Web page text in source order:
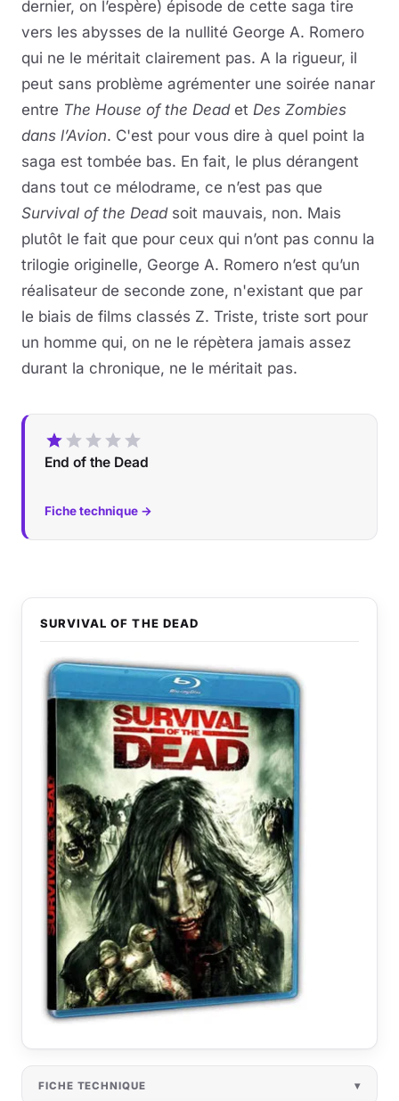
dernier, on l’espère) épisode de cette saga tire
vers les abysses de la nullité George A. Romero
qui ne le méritait clairement pas. A la rigueur, il
peut sans problème agrémenter une soirée nanar
entre The House of the Deadet Des Zombies
dans l’Avion. C'est pour vous dire à quel point la
saga est tombée bas. En fait, le plus dérangent
dans tout ce mélodrame, ce n’est pas que
Survival of the Deadsoit mauvais, non. Mais
plutôt le fait que pour ceux qui n’ont pas connu la
trilogie originelle, George A. Romero n’est qu’un
réalisateur de seconde zone, n'existant que par
le biais de films classés Z. Triste, triste sort pour
un homme qui, on ne le répètera jamais assez
durant la chronique, ne le méritait pas.
End of the Dead
Fiche technique →
SURVIVAL OF THE DEAD
FICHE TECHNIQUE